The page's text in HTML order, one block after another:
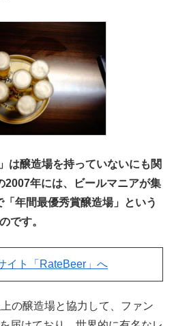
は醸造場を持っていないにも関
年には、
ビールマニアが集
年間最優秀賞醸造場」という
です。
イト「RateBeer」へ
の醸造場と協力して、ファン